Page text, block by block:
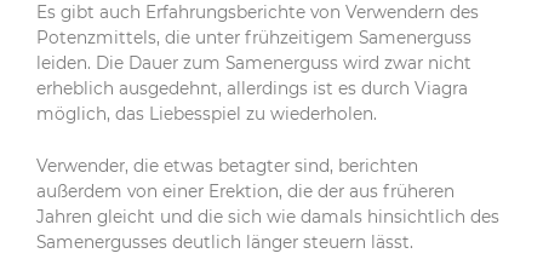
Es gibt auch Erfahrungsberichte von Verwendern des
Potenzmittels, die unter frühzeitigem Samenerguss
leiden. Die Dauer zum Samenerguss wird zwar nicht
erheblich ausgedehnt, allerdings ist es durch Viagra
möglich, das Liebesspiel zu wiederholen.
Verwender, die etwas betagter sind, berichten
außerdem von einer Erektion, die der aus früheren
Jahren gleicht und die sich wie damals hinsichtlich des
Samenergusses deutlich länger steuern lässt.